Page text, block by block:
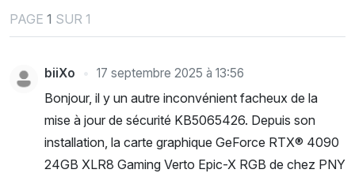
PAGE 1 SUR 1
biiXo 17 septembre 2025 à 13:56
Bonjour, il y un autre inconvénient facheux de la
mise à jour de sécurité KB5065426. Depuis son
installation, la carte graphique GeForce RTX® 4090
24GB XLR8 Gaming Verto Epic-X RGB de chez PNY